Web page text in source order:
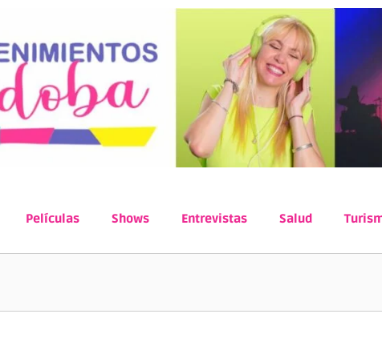
Películas Shows Entrevistas Salud